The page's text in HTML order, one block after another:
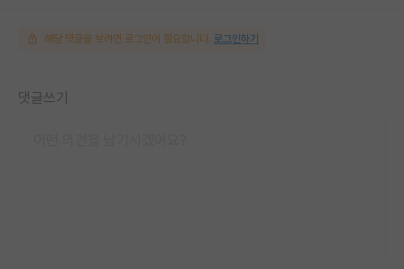
해당 댓글을 보려면 로그인이 필요합니다. 로그인하기
댓글쓰기